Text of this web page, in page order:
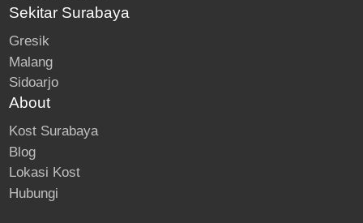
Sekitar Surabaya
Gresik
Malang
Sidoarjo
About
Kost Surabaya
Blog
Lokasi Kost
Hubungi